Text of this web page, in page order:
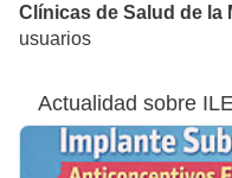
Clínicas de Salud de la
usuarios
Actualidad sobre